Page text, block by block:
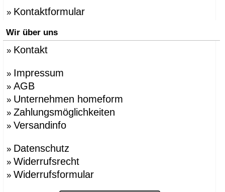
» Kontaktformular
Wir über uns
» Kontakt
» Impressum
» AGB
» Unternehmen homeform
» Zahlungsmöglichkeiten
» Versandinfo
» Datenschutz
» Widerrufsrecht
» Widerrufsformular